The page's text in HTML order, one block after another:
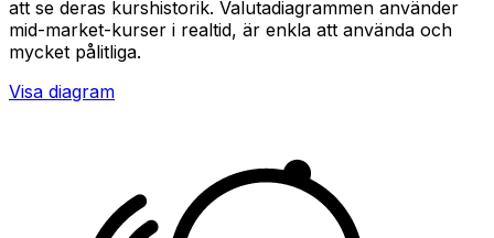
att se deras kurshistorik. Valutadiagrammen använder
mid-market-kurser i realtid, är enkla att använda och
mycket pålitliga.
Visa diagram